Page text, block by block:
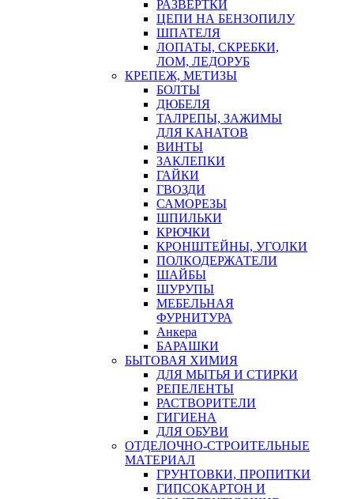
РАЗВЕРТКИ
ЦЕПИ НА БЕНЗОПИЛУ
ШПАТЕЛЯ
ЛОПАТЫ, СКРЕБКИ,
ЛОМ, ЛЕДОРУБ
КРЕПЕЖ, МЕТИЗЫ
БОЛТЫ
ДЮБЕЛЯ
ТАЛРЕПЫ, ЗАЖИМЫ
ДЛЯ КАНАТОВ
ВИНТЫ
ЗАКЛЕПКИ
ГАЙКИ
ГВОЗДИ
САМОРЕЗЫ
ШПИЛЬКИ
КРЮЧКИ
КРОНШТЕЙНЫ, УГОЛКИ
ПОЛКОДЕРЖАТЕЛИ
ШАЙБЫ
ШУРУПЫ
МЕБЕЛЬНАЯ
ФУРНИТУРА
Анкера
БАРАШКИ
БЫТОВАЯ ХИМИЯ
ДЛЯ МЫТЬЯ И СТИРКИ
РЕПЕЛЕНТЫ
РАСТВОРИТЕЛИ
ГИГИЕНА
ДЛЯ ОБУВИ
ОТДЕЛОЧНО-СТРОИТЕЛЬНЫЕ
МАТЕРИАЛ
ГРУНТОВКИ, ПРОПИТКИ
ГИПСОКАРТОН И